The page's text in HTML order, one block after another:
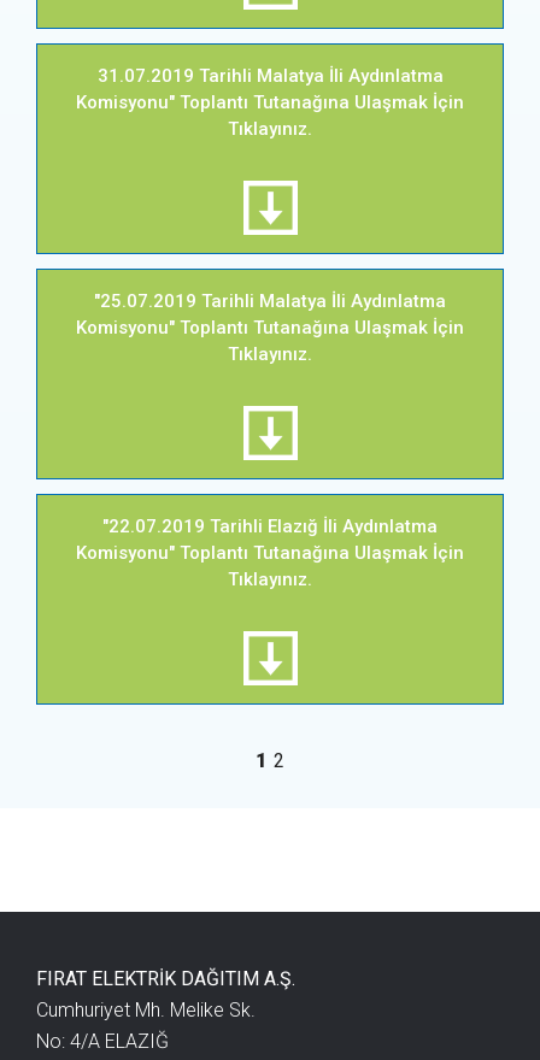
31.07.2019 Tarihli Malatya İli Aydınlatma
Komisyonu" Toplantı Tutanağına Ulaşmak İçin
Tıklayınız.
"25.07.2019 Tarihli Malatya İli Aydınlatma
Komisyonu" Toplantı Tutanağına Ulaşmak İçin
Tıklayınız.
"22.07.2019 Tarihli Elazığ İli Aydınlatma
Komisyonu" Toplantı Tutanağına Ulaşmak İçin
Tıklayınız.
1 2
FIRAT ELEKTRİK DAĞITIM A.Ş.
Cumhuriyet Mh. Melike Sk.
No: 4/A ELAZIĞ